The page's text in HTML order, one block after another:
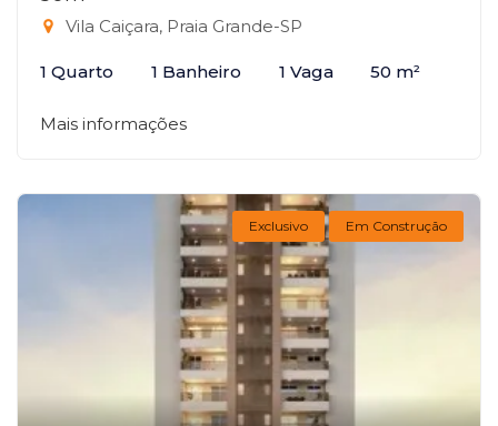
Vila Caiçara, Praia Grande-SP
1 Quarto 1 Banheiro 1 Vaga 50 m²
Mais informações
Exclusivo Em Construção